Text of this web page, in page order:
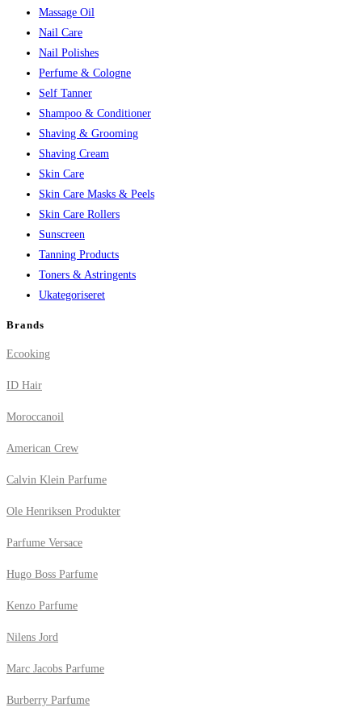
Massage Oil
Nail Care
Nail Polishes
Perfume & Cologne
Self Tanner
Shampoo & Conditioner
Shaving & Grooming
Shaving Cream
Skin Care
Skin Care Masks & Peels
Skin Care Rollers
Sunscreen
Tanning Products
Toners & Astringents
Ukategoriseret
Brands
Ecooking
ID Hair
Moroccanoil
American Crew
Calvin Klein Parfume
Ole Henriksen Produkter
Parfume Versace
Hugo Boss Parfume
Kenzo Parfume
Nilens Jord
Marc Jacobs Parfume
Burberry Parfume